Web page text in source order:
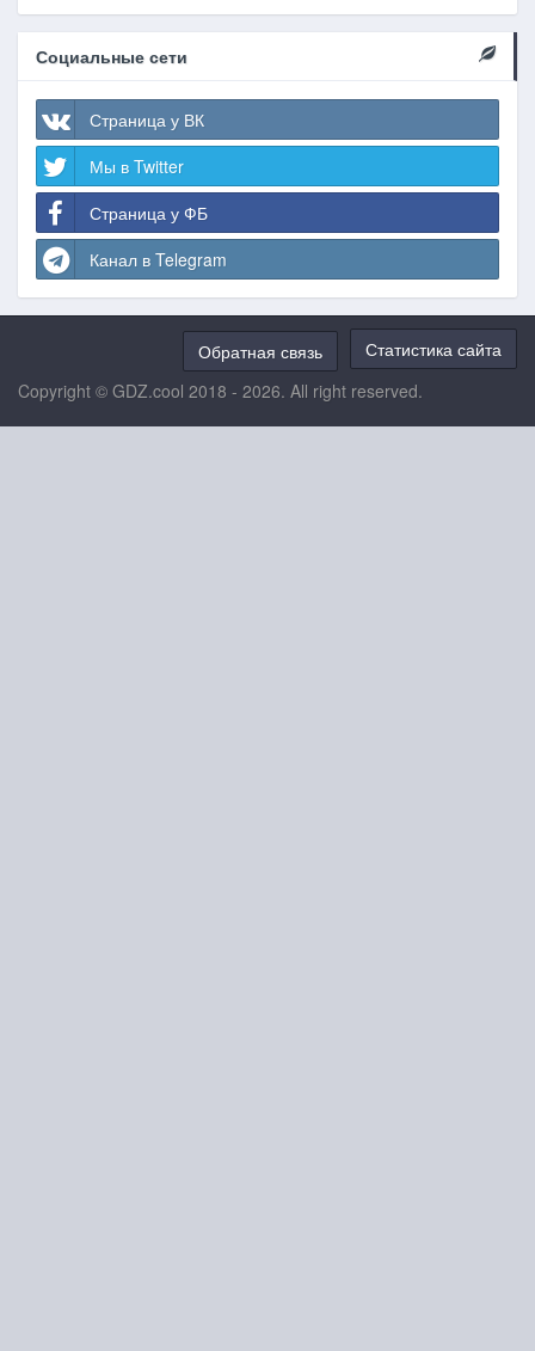
Социальные сети
Страница у ВК
Мы в Twitter
Страница у ФБ
Канал в Telegram
Статистика сайта
Обратная связь
Copyright © GDZ.cool 2018 - 2026. All right reserved.